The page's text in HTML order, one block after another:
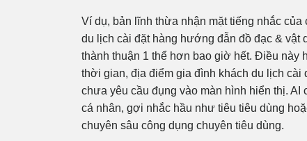
Ví dụ, bản lĩnh thừa nhận mặt tiếng nhắc
du lịch cài đặt hàng hướng đẫn đồ đạc & vật
thành thuận 1 thể hơn bao giờ hết. Điều này
thời gian, địa điểm gia đình khách du lịch cài
chưa yêu cầu đụng vào màn hình hiển thị.
cá nhân, gợi nhắc hầu như tiêu tiêu dùng
chuyên sâu công dụng chuyên tiêu dùng.